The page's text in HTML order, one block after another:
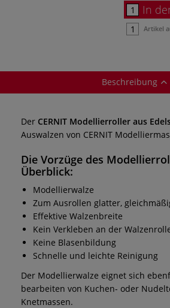
In
Artikel
Beschreibung
Der CERNIT Modellierroller aus
Auswalzen von CERNIT
Die Vorzüge des
Überblick:
Modellierwalze
Zum Ausrollen glatter,
Effektive Walzenbreite
Kein Verkleben an der
Keine Blasenbildung
Schnelle und leichte Reinigung
Der Modellierwalze eignet sich
bearbeiten von Kuchen- oder
Knetmassen.